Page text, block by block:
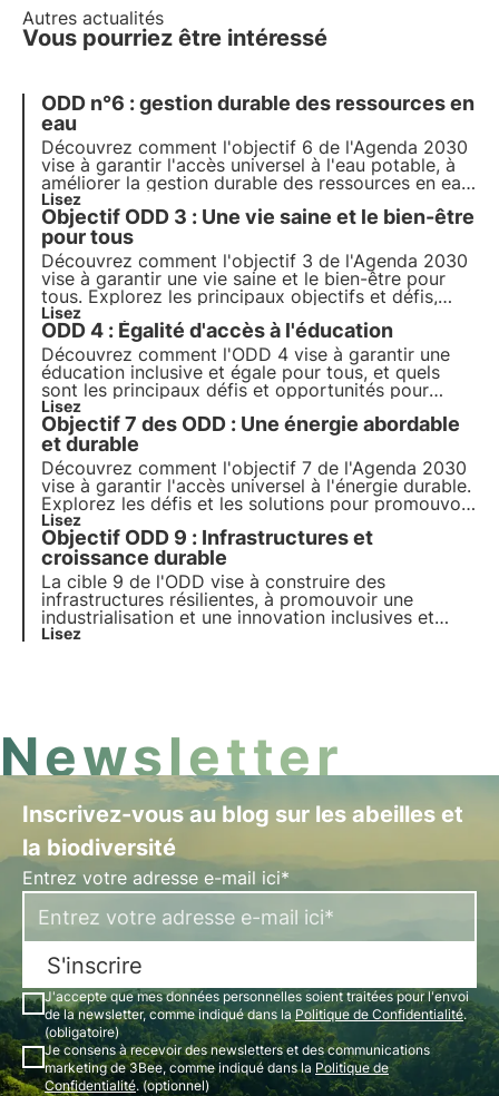
Autres actualités
Vous pourriez être intéressé
ODD n°6 : gestion durable des ressources en
eau
Découvrez comment l'objectif 6 de l'Agenda 2030
vise à garantir l'accès universel à l'eau potable, à
améliorer la gestion durable des ressources en eau
et de l'assainissement, et à protéger les
écosystèmes aquatiques.
Lisez
Objectif ODD 3 : Une vie saine et le bien-être
pour tous
Découvrez comment l'objectif 3 de l'Agenda 2030
vise à garantir une vie saine et le bien-être pour
tous. Explorez les principaux objectifs et défis,
comment l'Italie se dirige vers la réalisation de ces
objectifs et comment les entreprises peuvent
contribuer à cet objectif.
Lisez
ODD 4 : Égalité d'accès à l'éducation
Découvrez comment l'ODD 4 vise à garantir une
éducation inclusive et égale pour tous, et quels
sont les principaux défis et opportunités pour
atteindre cet objectif. Découvrez également
comment 3Bee promeut l'éducation à
l'environnement et la formation continue des
adultes.
Lisez
Objectif 7 des ODD : Une énergie abordable
et durable
Découvrez comment l'objectif 7 de l'Agenda 2030
vise à garantir l'accès universel à l'énergie durable.
Explorez les défis et les solutions pour promouvoir
les énergies renouvelables et l'efficacité
énergétique, le rôle des entreprises et les projets
innovants dans ce domaine.
Lisez
Objectif ODD 9 : Infrastructures et
croissance durable
La cible 9 de l'ODD vise à construire des
infrastructures résilientes, à promouvoir une
industrialisation et une innovation inclusives et
durables pour la croissance économique.
Lisez
Newsletter
Inscrivez-vous au blog sur les abeilles et
la biodiversité
Entrez votre adresse e-mail ici*
S'inscrire
J'accepte que mes données personnelles soient traitées pour l'envoi
de la newsletter, comme indiqué dans la Politique de Confidentialité.
(obligatoire)
Je consens à recevoir des newsletters et des communications
marketing de 3Bee, comme indiqué dans la Politique de
Confidentialité. (optionnel)